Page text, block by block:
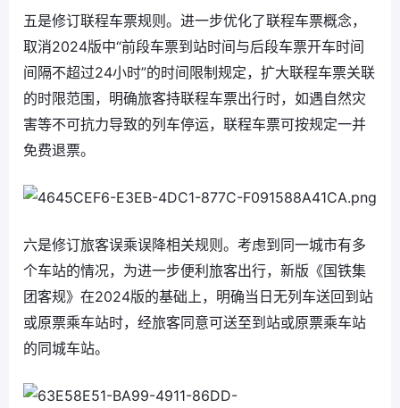
五是修订联程车票规则。进一步优化了联程车票概念，
取消2024版中“前段车票到站时间与后段车票开车时间
间隔不超过24小时”的时间限制规定，扩大联程车票关联
的时限范围，明确旅客持联程车票出行时，如遇自然灾
害等不可抗力导致的列车停运，联程车票可按规定一并
免费退票。
六是修订旅客误乘误降相关规则。考虑到同一城市有多
个车站的情况，为进一步便利旅客出行，新版《国铁集
团客规》在2024版的基础上，明确当日无列车送回到站
或原票乘车站时，经旅客同意可送至到站或原票乘车站
的同城车站。